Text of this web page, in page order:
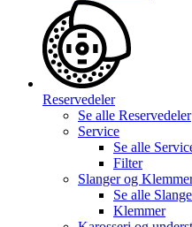
Reservedeler
Se alle Reservedeler
Service
Se alle
Filter
Slanger og
Se alle
Klemmer